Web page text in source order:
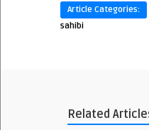
Article Categories:
sahibi
Related